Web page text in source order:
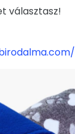
választasz!